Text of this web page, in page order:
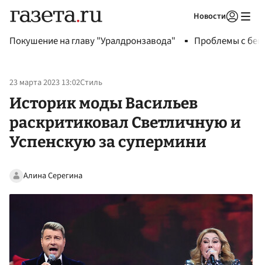
Новости
Покушение на главу "Уралдронзавода" Проблемы с
23 марта 2023 13:02Стиль
Историк моды Васильев
раскритиковал Светличную и
Успенскую за супермини
Алина Серегина